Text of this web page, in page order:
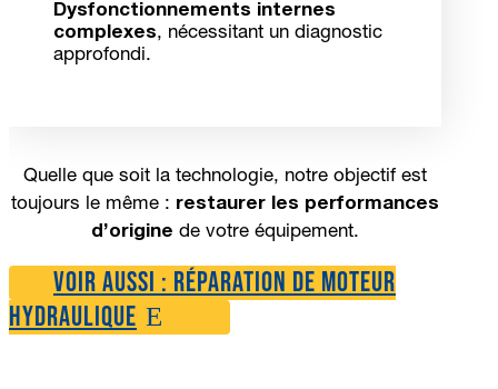
Dysfonctionnements internes
complexes, nécessitant un diagnostic
approfondi.
Quelle que soit la technologie, notre objectif est
toujours le même : restaurer les performances
d’origine de votre équipement.
Voir aussi : réparation de moteur
hydraulique